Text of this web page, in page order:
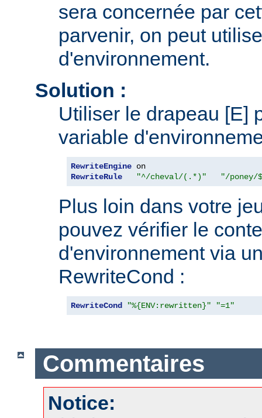
sera concernée par
parvenir, on peut
d'environnement.
Solution :
Utiliser le drapeau [E]
variable
RewriteEngine
RewriteRule
"^/cheval/(.*)" "/poney/
Plus loin dans votre
pouvez vérifier le
d'environnement via
RewriteCond :
RewriteCond "%{ENV:rewritten}" "=1"
Commentaires
Notice: